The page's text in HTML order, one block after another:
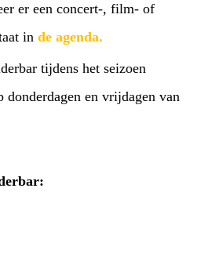
er een concert-, film- of
in de agenda.
tijdens het seizoen
donderdagen en vrijdagen van